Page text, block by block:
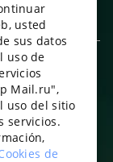
las TI: prestación
ENGLISH
UKRAINIAN
PORTUGUESE
SPANISH
HUNGARIAN
ITALIAN
usted
sus datos
uso de
Mail.ru",
uso del sitio
servicios.
de